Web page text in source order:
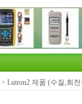
> Lutron2 제품 (수질,회